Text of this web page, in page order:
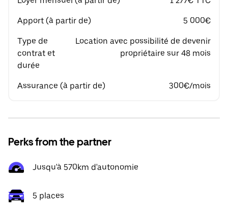
Apport (à partir de) 5 000€
Type de
contrat et
durée
Location avec possibilité de devenir
propriétaire sur 48 mois
Assurance (à partir de) 300€/mois
Perks from the partner
Jusqu'à 570km d'autonomie
5 places